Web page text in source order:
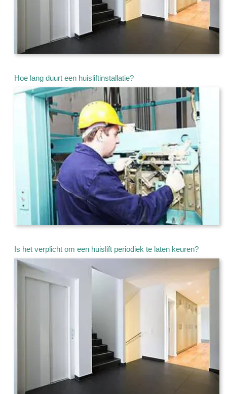
Hoe lang duurt een huisliftinstallatie?
Is het verplicht om een huislift periodiek te laten keuren?